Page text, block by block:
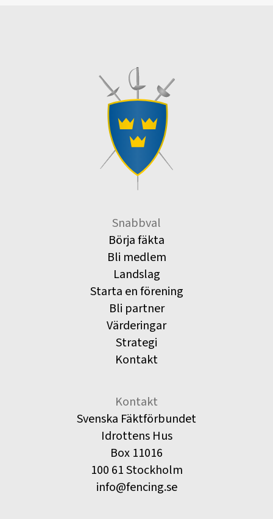
Snabbval
Börja fäkta
Bli medlem
Landslag
Starta en förening
Bli partner
Värderingar
Strategi
Kontakt
Kontakt
Svenska Fäktförbundet
Idrottens Hus
Box 11016
100 61 Stockholm
info@fencing.se